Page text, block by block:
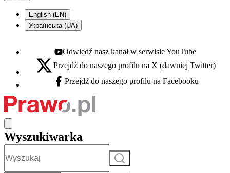
English (EN)
Українська (UA)
Youtube - otwiera się w nowej karcie
Odwiedź nasz kanał w serwisie YouTube
X - otwiera się w nowej karcie
Przejdź do naszego profilu na X (dawniej Twitter)
Facebook - otwiera się w nowej karcie
Przejdź do naszego profilu na Facebooku
Wyszukiwarka
Szukaj